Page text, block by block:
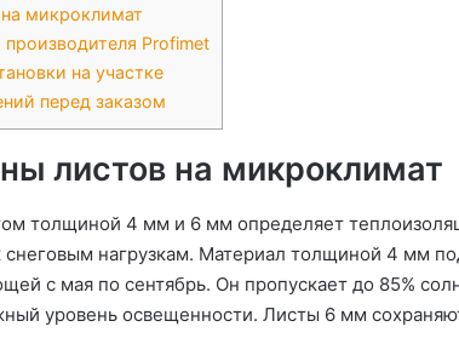
микроклимат
Profimet
на участке
перед заказом
листов на микроклимат
толщиной 4 мм и 6 мм определяет
снеговым нагрузкам. Материал толщиной 4 мм
с мая по сентябрь. Он пропускает до 85%
уровень освещенности. Листы 6 мм